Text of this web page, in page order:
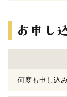
何度も申し込